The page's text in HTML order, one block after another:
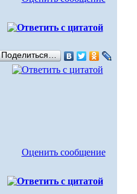
Поделиться…
Оценить сообщение